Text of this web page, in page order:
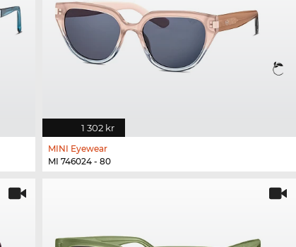
1 302 kr
MINI Eyewear
MI 746024 - 80